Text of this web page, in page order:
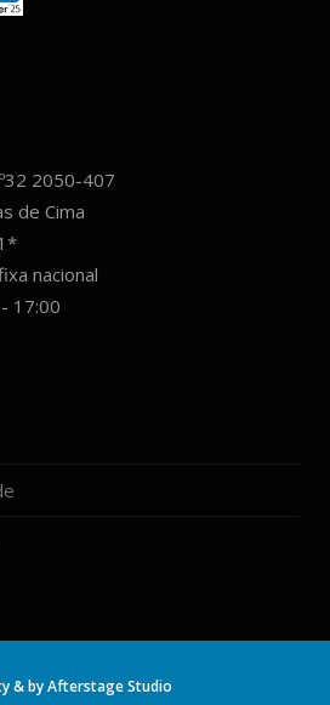
2050-407
de Cima
nacional
17:00
& byAfterstage Studio